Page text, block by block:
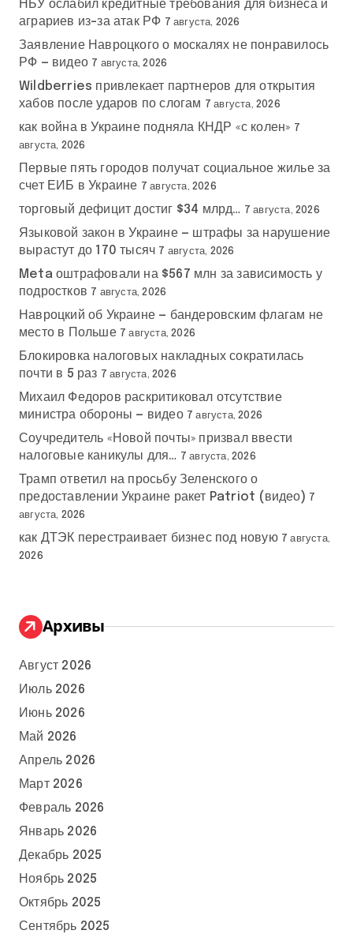
НБУ ослабил кредитные требования для бизнеса и
аграриев из-за атак РФ 7 августа, 2026
Заявление Навроцкого о москалях не понравилось
РФ — видео 7 августа, 2026
Wildberries привлекает партнеров для открытия
хабов после ударов по слогам 7 августа, 2026
как война в Украине подняла КНДР «с колен» 7
августа, 2026
Первые пять городов получат социальное жилье за
счет ЕИБ в Украине 7 августа, 2026
торговый дефицит достиг $34 млрд… 7 августа, 2026
Языковой закон в Украине — штрафы за нарушение
вырастут до 170 тысяч 7 августа, 2026
Meta оштрафовали на $567 млн за зависимость у
подростков 7 августа, 2026
Навроцкий об Украине — бандеровским флагам не
место в Польше 7 августа, 2026
Блокировка налоговых накладных сократилась
почти в 5 раз 7 августа, 2026
Михаил Федоров раскритиковал отсутствие
министра обороны — видео 7 августа, 2026
Соучредитель «Новой почты» призвал ввести
налоговые каникулы для… 7 августа, 2026
Трамп ответил на просьбу Зеленского о
предоставлении Украине ракет Patriot (видео) 7
августа, 2026
как ДТЭК перестраивает бизнес под новую 7 августа,
2026
Архивы
Август 2026
Июль 2026
Июнь 2026
Май 2026
Апрель 2026
Март 2026
Февраль 2026
Январь 2026
Декабрь 2025
Ноябрь 2025
Октябрь 2025
Сентябрь 2025